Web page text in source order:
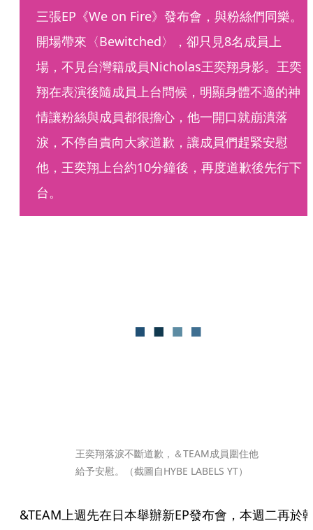
三張EP《We on Fire》發布會，與粉絲們同樂。
開場帶來〈Bewitched〉，卻只見8名成員上
場，不見台灣籍成員Nicholas王奕翔身影。王奕
翔在表演後隨成員上台問候，明顯身體不適的神
情讓粉絲與成員都很擔心，他一開口就崩潰落
淚，不停自責向大家道歉，讓成員們趕緊安慰
他，王奕翔上台約10分鐘後，再度道歉後先行下
台。
王奕翔落淚不斷道歉，＆TEAM成員圍住他
給予安慰。（截圖自HYBE LABELS YT）
&TEAM上週先在日本舉辦新EP發布會，本週二再於